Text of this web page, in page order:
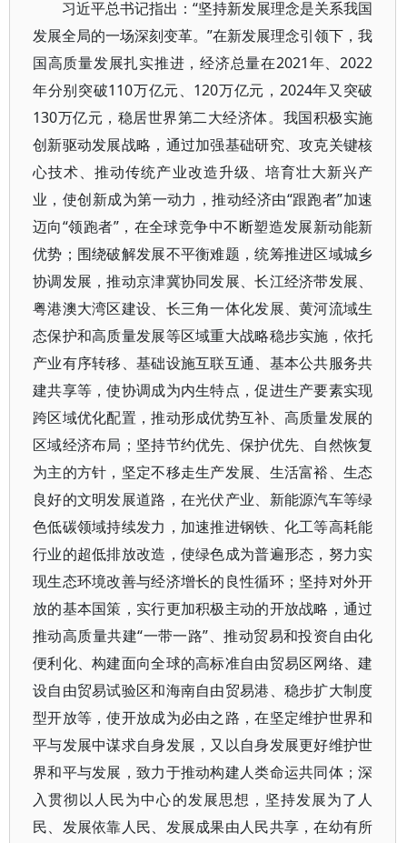
习近平总书记指出：“坚持新发展理念是关系我国
发展全局的一场深刻变革。”在新发展理念引领下，我
国高质量发展扎实推进，经济总量在2021年、2022
年分别突破110万亿元、120万亿元，2024年又突破
130万亿元，稳居世界第二大经济体。我国积极实施
创新驱动发展战略，通过加强基础研究、攻克关键核
心技术、推动传统产业改造升级、培育壮大新兴产
业，使创新成为第一动力，推动经济由“跟跑者”加速
迈向“领跑者”，在全球竞争中不断塑造发展新动能新
优势；围绕破解发展不平衡难题，统筹推进区域城乡
协调发展，推动京津冀协同发展、长江经济带发展、
粤港澳大湾区建设、长三角一体化发展、黄河流域生
态保护和高质量发展等区域重大战略稳步实施，依托
产业有序转移、基础设施互联互通、基本公共服务共
建共享等，使协调成为内生特点，促进生产要素实现
跨区域优化配置，推动形成优势互补、高质量发展的
区域经济布局；坚持节约优先、保护优先、自然恢复
为主的方针，坚定不移走生产发展、生活富裕、生态
良好的文明发展道路，在光伏产业、新能源汽车等绿
色低碳领域持续发力，加速推进钢铁、化工等高耗能
行业的超低排放改造，使绿色成为普遍形态，努力实
现生态环境改善与经济增长的良性循环；坚持对外开
放的基本国策，实行更加积极主动的开放战略，通过
推动高质量共建“一带一路”、推动贸易和投资自由化
便利化、构建面向全球的高标准自由贸易区网络、建
设自由贸易试验区和海南自由贸易港、稳步扩大制度
型开放等，使开放成为必由之路，在坚定维护世界和
平与发展中谋求自身发展，又以自身发展更好维护世
界和平与发展，致力于推动构建人类命运共同体；深
入贯彻以人民为中心的发展思想，坚持发展为了人
民、发展依靠人民、发展成果由人民共享，在幼有所